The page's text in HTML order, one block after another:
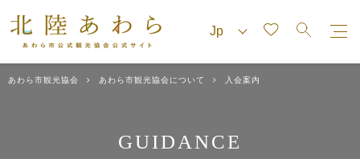
あわら市観光協会 あわら市観光協会について 入会案内
GUIDANCE